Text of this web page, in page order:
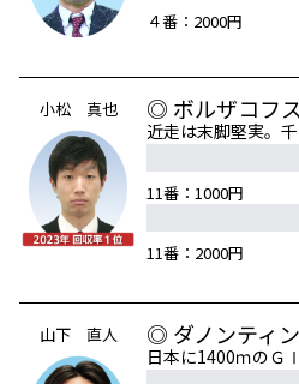
４番：2000円
小松 真也 ◎ ボルザコフ
近走は末脚堅実。
11番：1000円
11番：2000円
山下 直人 ◎ ダノンティ
日本に1400ｍのＧ